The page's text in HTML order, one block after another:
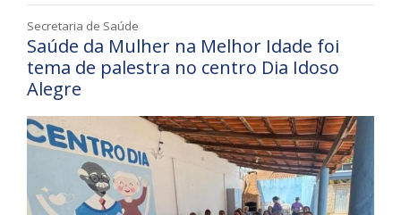
Secretaria de Saúde
Saúde da Mulher na Melhor Idade foi
tema de palestra no centro Dia Idoso
Alegre